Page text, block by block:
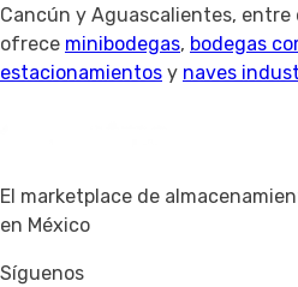
Cancún y Aguascalientes,
ofrece minibodegas, bodegas
estacionamientos y naves
El marketplace de
en México
Síguenos